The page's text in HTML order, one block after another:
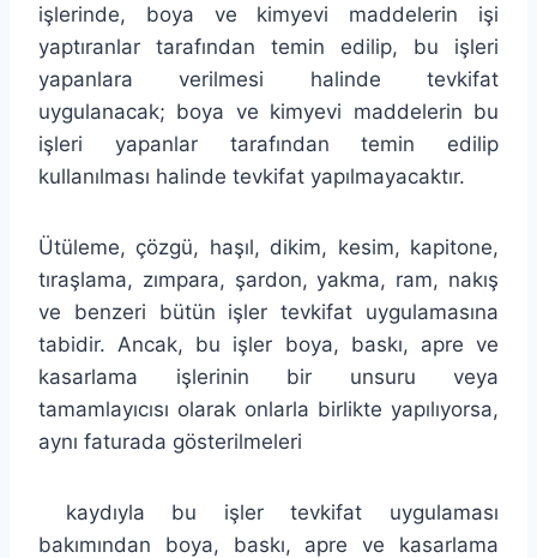
işlerinde, boya ve kimyevi maddelerin işi
yaptıranlar tarafından temin edilip, bu işleri
yapanlara verilmesi halinde tevkifat
uygulanacak; boya ve kimyevi maddelerin bu
işleri yapanlar tarafından temin edilip
kullanılması halinde tevkifat yapılmayacaktır.
Ütüleme, çözgü, haşıl, dikim, kesim, kapitone,
tıraşlama, zımpara, şardon, yakma, ram, nakış
ve benzeri bütün işler tevkifat uygulamasına
tabidir. Ancak, bu işler boya, baskı, apre ve
kasarlama işlerinin bir unsuru veya
tamamlayıcısı olarak onlarla birlikte yapılıyorsa,
aynı faturada gösterilmeleri
kaydıyla bu işler tevkifat uygulaması
bakımından boya, baskı, apre ve kasarlama